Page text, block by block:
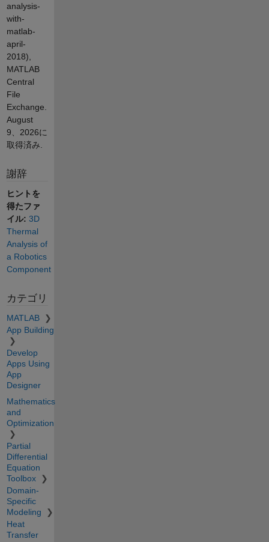
analysis-
with-
matlab-
april-
2018),
MATLAB
Central
File
Exchange.
August
9、2026に
取得済み.
謝辞
ヒントを
得たファ
イル: 3D
Thermal
Analysis of
a Robotics
Component
カテゴリ
MATLAB
App Building
Develop
Apps Using
App
Designer
Mathematics
and
Optimization
Partial
Differential
Equation
Toolbox
Domain-
Specific
Modeling
Heat
Transfer